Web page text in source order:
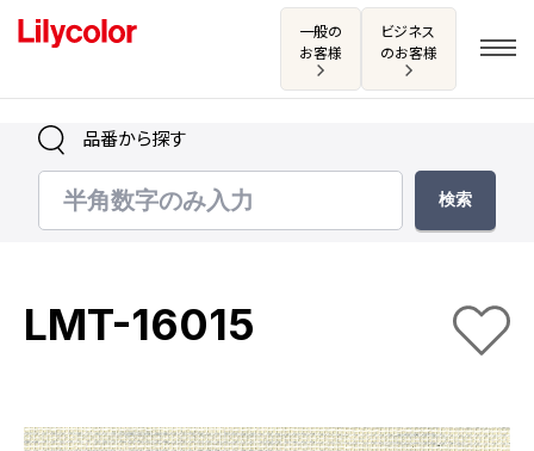
一般の
お客様
ビジネス
のお客様
ログイン・新規会員登録
お気に入り
商品を探す
品番から探す
LMT-16015